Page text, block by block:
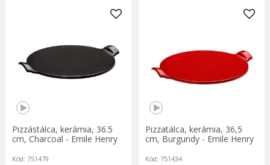
Pizzástálca, kerámia, 36.5
cm, Charcoal - Emile Henry
Kód: 751479
Pizzatálca, kerámia, 36,5
cm, Burgundy - Emile Henry
Kód: 751434